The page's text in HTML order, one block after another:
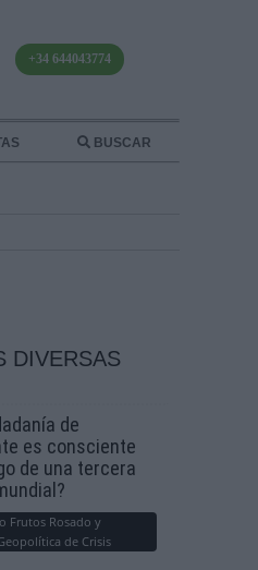
+34 644043774
BUSCAR
DIVERSAS
de
es consciente
de una tercera
Frutos Rosado y
de Crisis